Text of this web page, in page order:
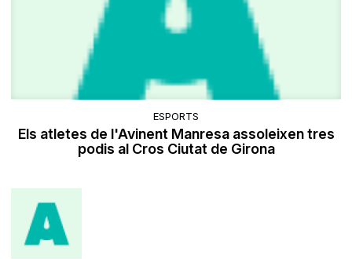
ESPORTS
Els atletes de l'Avinent Manresa assoleixen tres
podis al Cros Ciutat de Girona